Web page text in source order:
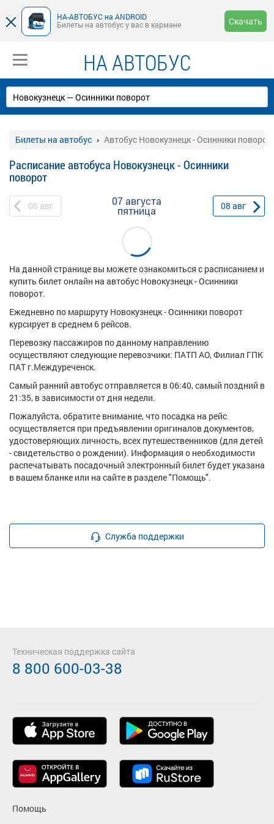
НА-АВТОБУС на ANDROID
Билеты на автобус у вас в кармане
Скачать
НА АВТОБУС
Билеты на автобус Автобус Новокузнецк - Осинники поворот
Расписание автобуса Новокузнецк - Осинники
поворот
06 авг 07 августа
пятница 08 авг
На данной странице вы можете ознакомиться с расписанием и
купить билет онлайн на автобус Новокузнецк - Осинники
поворот.
Ежедневно по маршруту Новокузнецк - Осинники поворот
курсирует в среднем 6 рейсов.
Перевозку пассажиров по данному направлению
осуществляют следующие перевозчики: ПАТП АО, Филиал ГПК
ПАТ г.Междуреченск.
Самый ранний автобус отправляется в 06:40, самый поздний в
21:35, в зависимости от дня недели.
Пожалуйста, обратите внимание, что посадка на рейс
осуществляется при предъявлении оригиналов документов,
удостоверяющих личность, всех путешественников (для детей
- свидетельство о рождении). Информация о необходимости
распечатывать посадочный электронный билет будет указана
в вашем бланке или на сайте в разделе "Помощь".
Служба поддержки
Помощь
Техническая поддержка сайта
8 800 600-03-38